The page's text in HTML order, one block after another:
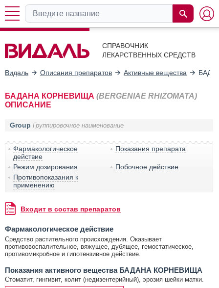
СПРАВОЧНИК
ЛЕКАРСТВЕННЫХ СРЕДСТВ
Видаль Описания препаратов Активные вещества
БАДАНА КОРНЕВИЩА (BERGENIAE RHIZOMATA)
ОПИСАНИЕ
Group Группировочное наименование
Фармакологическое
действие
Показания препарата
Режим дозирования
Побочное действие
Противопоказания к
применению
Входит в состав препаратов
Фармакологическое действие
Средство растительного происхождения. Оказывает
противовоспалительное, вяжущее, дубящее, гемостатическое,
противомикробное и гипотензивное действие.
Показания активного вещества БАДАНА КОРНЕВИЩА
Стоматит, гингивит, колит (недизентерийный), эрозия шейки матки.